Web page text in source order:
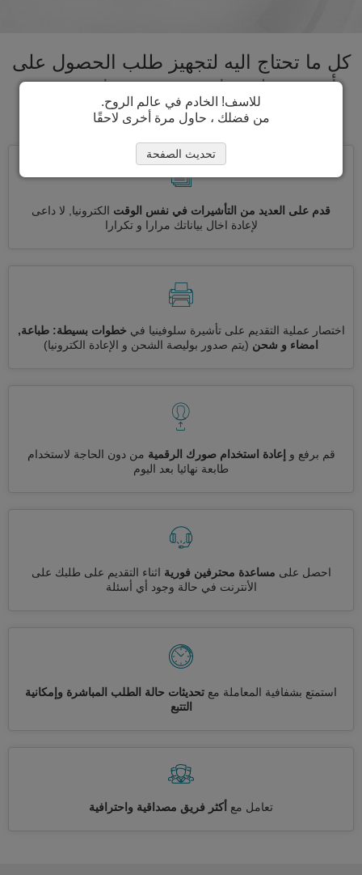
كل ما تحتاج اليه لتجهيز طلب الحصول على
تأشيرة سلوفينيا تحت سقف واحد. تسريع
عملية الحصول على تأشيرة سلوفينيا
قدم على العديد من التأشيرات في نفس الوقت الكترونيا, لا داعى
لإعادة اخال بياناتك مرارا و تكرارا
اختصار عملية التقديم على تأشيرة سلوفينيا في خطوات بسيطة: طباعة,
امضاء و شحن (يتم صدور بوليصة الشحن و الإعادة الكترونيا)
قم برفع و إعادة استخدام صورك الرقمية من دون الحاجة لاستخدام
طابعة نهائيا بعد اليوم
احصل على مساعدة محترفين فورية اثناء التقديم على طلبك على
الأنترنت في حالة وجود أي أسئلة
استمتع بشفافية المعاملة مع تحديثات حالة الطلب المباشرة وإمكانية
التتبع
تعامل مع أكثر فريق مصداقية واحترافية
للاسف! الخادم في عالم الروح.
من فضلك ، حاول مرة أخرى لاحقًا
تحديث الصفحة